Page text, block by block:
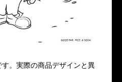
。実際の商品デザインと異